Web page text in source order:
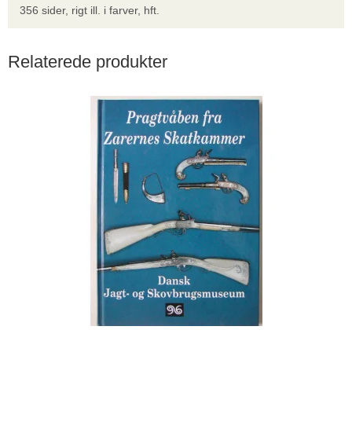
356 sider, rigt ill. i farver, hft.
Relaterede produkter